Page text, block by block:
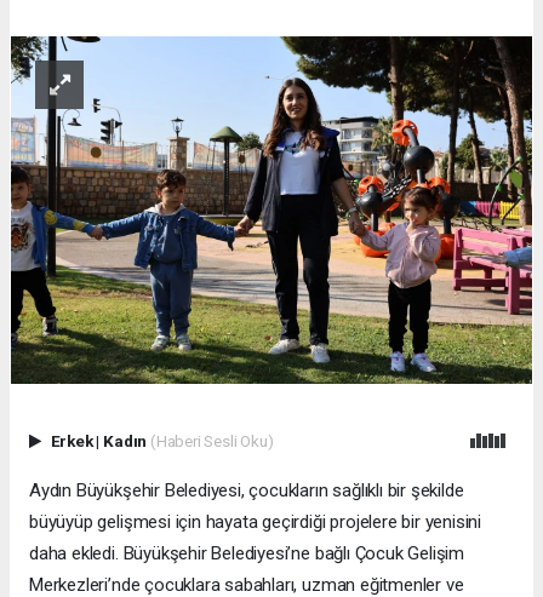
Erkek| Kadın (Haberi Sesli Oku)
Aydın Büyükşehir Belediyesi, çocukların sağlıklı bir şekilde
büyüyüp gelişmesi için hayata geçirdiği projelere bir yenisini
daha ekledi. Büyükşehir Belediyesi’ne bağlı Çocuk Gelişim
Merkezleri’nde çocuklara sabahları, uzman eğitmenler ve